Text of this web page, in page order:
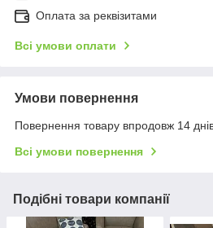
Оплата за реквізитами
Всі умови оплати
Умови повернення
Повернення товару впродовж 14
Всі умови повернення
Подібні товари компанії